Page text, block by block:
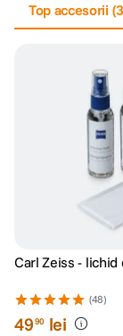
Top accesorii (3
Carl Zeiss - lichid
(48)
4990 lei